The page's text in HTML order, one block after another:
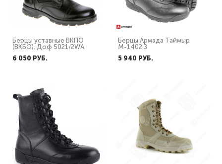
Берцы уставные ВКПО
(ВКБО). Доф 5021/2WA
6 050 PУБ.
Берцы Армада Таймыр
М-1402 З
5 940 PУБ.